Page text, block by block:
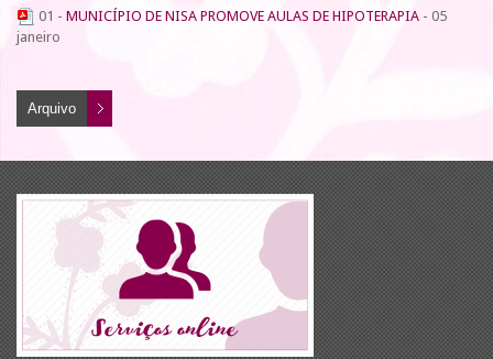
01 - MUNICÍPIO DE NISA PROMOVE AULAS DE HIPOTERAPIA - 05
janeiro
Arquivo